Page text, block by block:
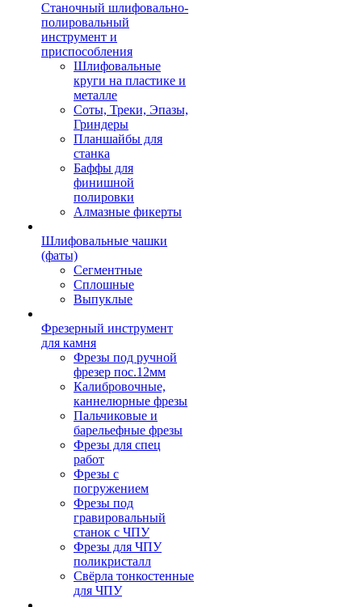
Станочный шлифовально-
полировальный
инструмент и
приспособления
Шлифовальные
круги на пластике и
металле
Соты, Треки, Эпазы,
Гриндеры
Планшайбы для
станка
Баффы для
финишной
полировки
Алмазные фикерты
Шлифовальные чашки
(фаты)
Сегментные
Сплошные
Выпуклые
Фрезерный инструмент
для камня
Фрезы под ручной
фрезер пос.12мм
Калибровочные,
каннелюрные фрезы
Пальчиковые и
барельефные фрезы
Фрезы для спец
работ
Фрезы с
погружением
Фрезы под
гравировальный
станок с ЧПУ
Фрезы для ЧПУ
поликристалл
Свёрла тонкостенные
для ЧПУ